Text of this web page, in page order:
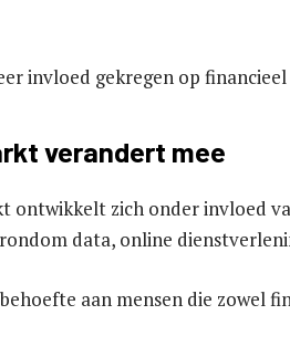
invloed gekregen op financieel
verandert mee
ontwikkelt zich onder invloed
data, online
aan mensen die zowel